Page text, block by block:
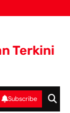
Terkini
Subscribe